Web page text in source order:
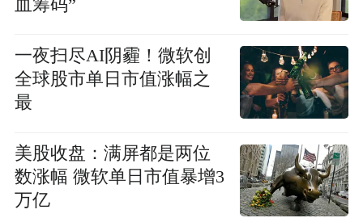
血筹码”
一夜扫尽AI阴霾！微软创
全球股市单日市值涨幅之
最
美股收盘：满屏都是两位
数涨幅 微软单日市值暴增3
万亿